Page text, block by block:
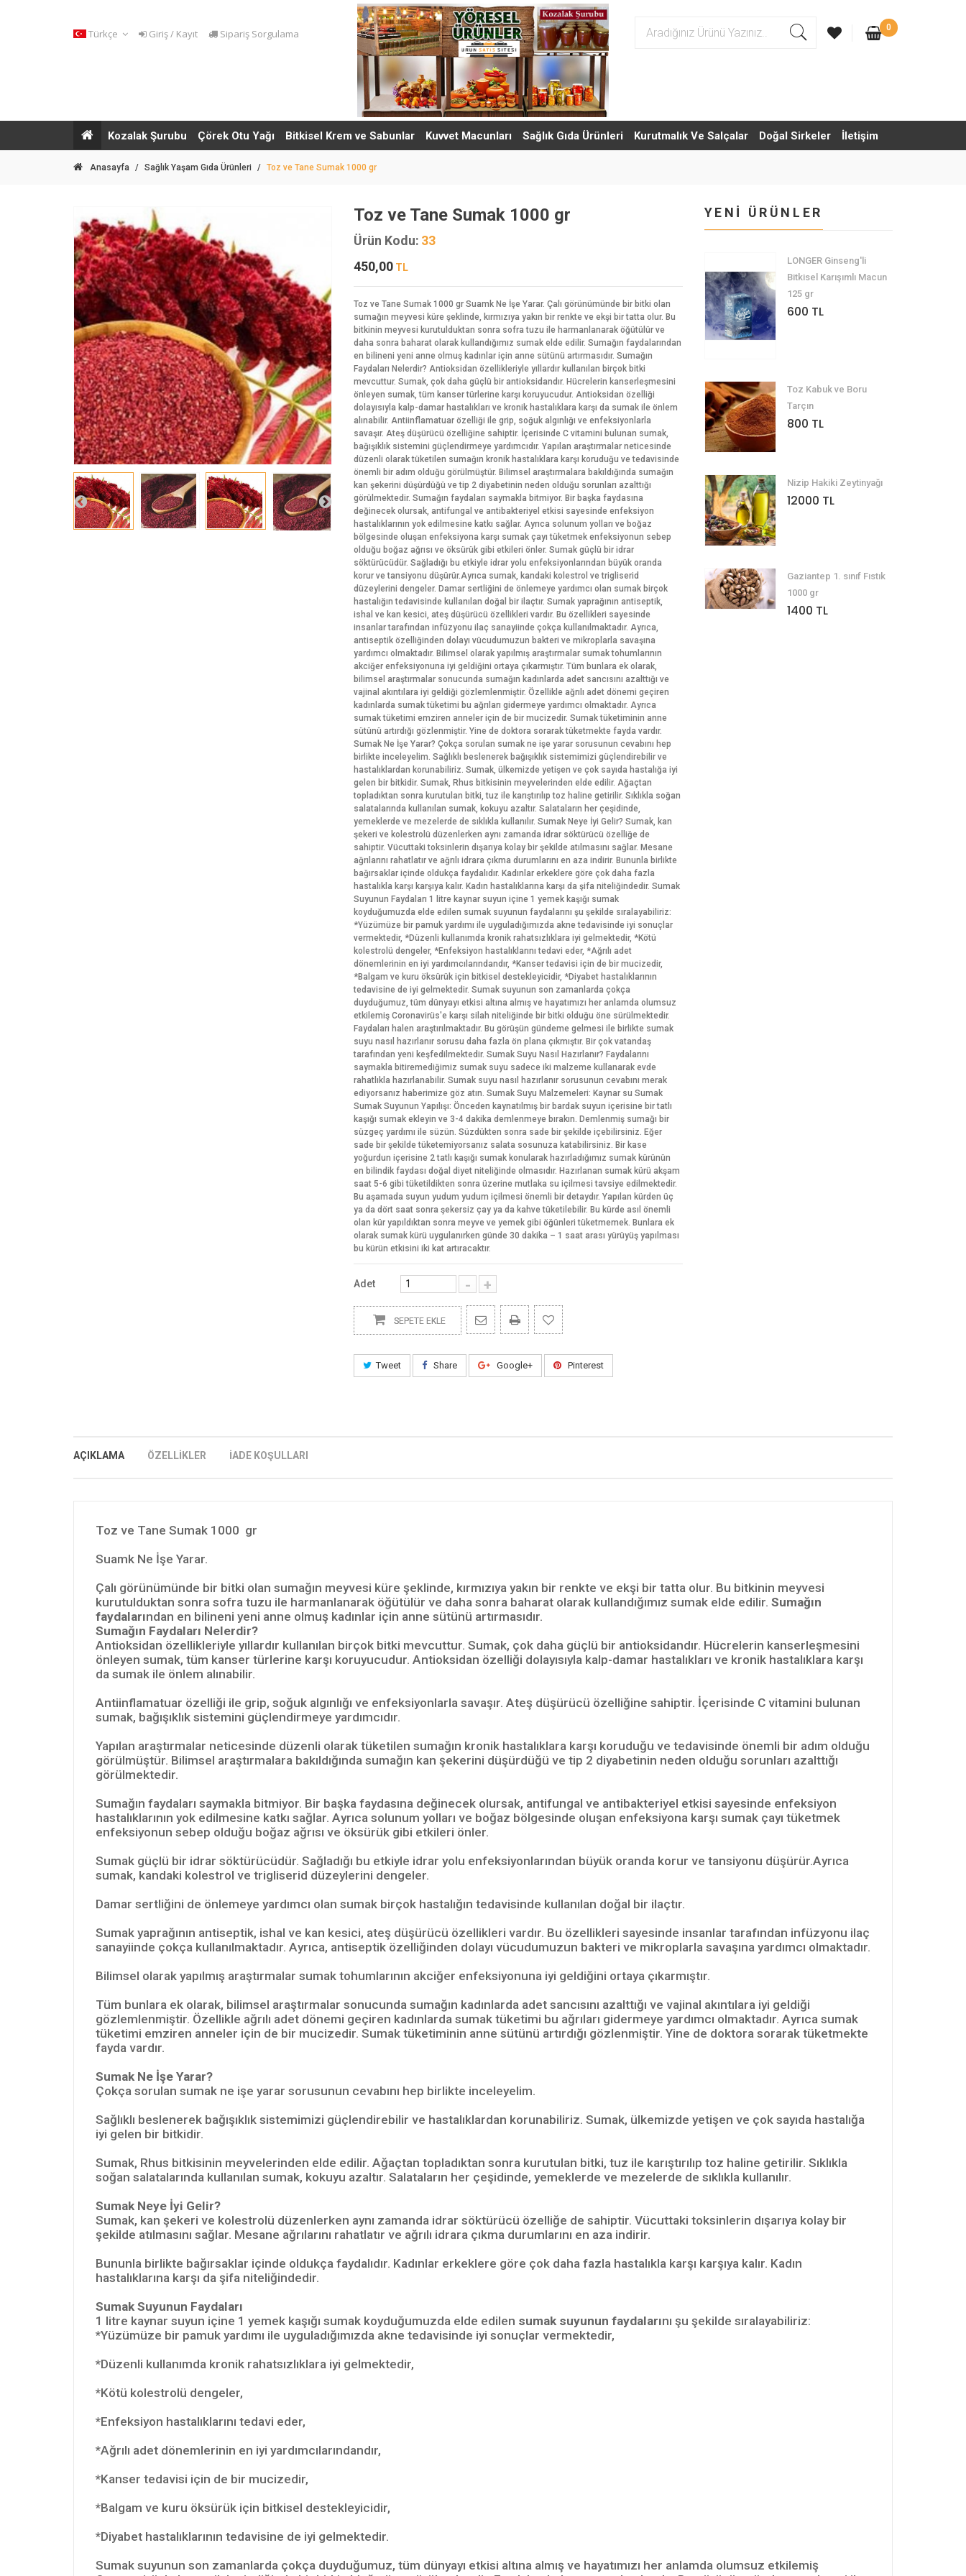
Türkçe Giriş / Kayıt Sipariş Sorgulama 0
Kozalak Şurubu Çörek Otu Yağı Bitkisel Krem ve Sabunlar Kuvvet Macunları Sağlık Gıda Ürünleri Kurutmalık Ve Salçalar Doğal Sirkeler İletişim
Anasayfa / Sağlık Yaşam Gıda Ürünleri / Toz ve Tane Sumak 1000 gr
Toz ve Tane Sumak 1000 gr
Ürün Kodu: 33
450,00 TL
Toz ve Tane Sumak 1000 gr Suamk Ne İşe Yarar. Çalı görünümünde bir bitki olan
sumağın meyvesi küre şeklinde, kırmızıya yakın bir renkte ve ekşi bir tatta olur. Bu
bitkinin meyvesi kurutulduktan sonra sofra tuzu ile harmanlanarak öğütülür ve
daha sonra baharat olarak kullandığımız sumak elde edilir. Sumağın faydalarından
en bilineni yeni anne olmuş kadınlar için anne sütünü artırmasıdır. Sumağın
Faydaları Nelerdir? Antioksidan özellikleriyle yıllardır kullanılan birçok bitki
mevcuttur. Sumak, çok daha güçlü bir antioksidandır. Hücrelerin kanserleşmesini
önleyen sumak, tüm kanser türlerine karşı koruyucudur. Antioksidan özelliği
dolayısıyla kalp-damar hastalıkları ve kronik hastalıklara karşı da sumak ile önlem
alınabilir. Antiinflamatuar özelliği ile grip, soğuk algınlığı ve enfeksiyonlarla
savaşır. Ateş düşürücü özelliğine sahiptir. İçerisinde C vitamini bulunan sumak,
bağışıklık sistemini güçlendirmeye yardımcıdır. Yapılan araştırmalar neticesinde
düzenli olarak tüketilen sumağın kronik hastalıklara karşı koruduğu ve tedavisinde
önemli bir adım olduğu görülmüştür. Bilimsel araştırmalara bakıldığında sumağın
kan şekerini düşürdüğü ve tip 2 diyabetinin neden olduğu sorunları azalttığı
görülmektedir. Sumağın faydaları saymakla bitmiyor. Bir başka faydasına
değinecek olursak, antifungal ve antibakteriyel etkisi sayesinde enfeksiyon
hastalıklarının yok edilmesine katkı sağlar. Ayrıca solunum yolları ve boğaz
bölgesinde oluşan enfeksiyona karşı sumak çayı tüketmek enfeksiyonun sebep
olduğu boğaz ağrısı ve öksürük gibi etkileri önler. Sumak güçlü bir idrar
söktürücüdür. Sağladığı bu etkiyle idrar yolu enfeksiyonlarından büyük oranda
korur ve tansiyonu düşürür.Ayrıca sumak, kandaki kolestrol ve trigliserid
düzeylerini dengeler. Damar sertliğini de önlemeye yardımcı olan sumak birçok
hastalığın tedavisinde kullanılan doğal bir ilaçtır. Sumak yaprağının antiseptik,
ishal ve kan kesici, ateş düşürücü özellikleri vardır. Bu özellikleri sayesinde
insanlar tarafından infüzyonu ilaç sanayiinde çokça kullanılmaktadır. Ayrıca,
antiseptik özelliğinden dolayı vücudumuzun bakteri ve mikroplarla savaşına
yardımcı olmaktadır. Bilimsel olarak yapılmış araştırmalar sumak tohumlarının
akciğer enfeksiyonuna iyi geldiğini ortaya çıkarmıştır. Tüm bunlara ek olarak,
bilimsel araştırmalar sonucunda sumağın kadınlarda adet sancısını azalttığı ve
vajinal akıntılara iyi geldiği gözlemlenmiştir. Özellikle ağrılı adet dönemi geçiren
kadınlarda sumak tüketimi bu ağrıları gidermeye yardımcı olmaktadır. Ayrıca
sumak tüketimi emziren anneler için de bir mucizedir. Sumak tüketiminin anne
sütünü artırdığı gözlenmiştir. Yine de doktora sorarak tüketmekte fayda vardır.
Sumak Ne İşe Yarar? Çokça sorulan sumak ne işe yarar sorusunun cevabını hep
birlikte inceleyelim. Sağlıklı beslenerek bağışıklık sistemimizi güçlendirebilir ve
hastalıklardan korunabiliriz. Sumak, ülkemizde yetişen ve çok sayıda hastalığa iyi
gelen bir bitkidir. Sumak, Rhus bitkisinin meyvelerinden elde edilir. Ağaçtan
topladıktan sonra kurutulan bitki, tuz ile karıştırılıp toz haline getirilir. Sıklıkla soğan
salatalarında kullanılan sumak, kokuyu azaltır. Salataların her çeşidinde,
yemeklerde ve mezelerde de sıklıkla kullanılır. Sumak Neye İyi Gelir? Sumak, kan
şekeri ve kolestrolü düzenlerken aynı zamanda idrar söktürücü özelliğe de
sahiptir. Vücuttaki toksinlerin dışarıya kolay bir şekilde atılmasını sağlar. Mesane
ağrılarını rahatlatır ve ağrılı idrara çıkma durumlarını en aza indirir. Bununla birlikte
bağırsaklar içinde oldukça faydalıdır. Kadınlar erkeklere göre çok daha fazla
hastalıkla karşı karşıya kalır. Kadın hastalıklarına karşı da şifa niteliğindedir. Sumak
Suyunun Faydaları 1 litre kaynar suyun içine 1 yemek kaşığı sumak
koyduğumuzda elde edilen sumak suyunun faydalarını şu şekilde sıralayabiliriz:
*Yüzümüze bir pamuk yardımı ile uyguladığımızda akne tedavisinde iyi sonuçlar
vermektedir, *Düzenli kullanımda kronik rahatsızlıklara iyi gelmektedir, *Kötü
kolestrolü dengeler, *Enfeksiyon hastalıklarını tedavi eder, *Ağrılı adet
dönemlerinin en iyi yardımcılarındandır, *Kanser tedavisi için de bir mucizedir,
*Balgam ve kuru öksürük için bitkisel destekleyicidir, *Diyabet hastalıklarının
tedavisine de iyi gelmektedir. Sumak suyunun son zamanlarda çokça
duyduğumuz, tüm dünyayı etkisi altına almış ve hayatımızı her anlamda olumsuz
etkilemiş Coronavirüs'e karşı silah niteliğinde bir bitki olduğu öne sürülmektedir.
Faydaları halen araştırılmaktadır. Bu görüşün gündeme gelmesi ile birlikte sumak
suyu nasıl hazırlanır sorusu daha fazla ön plana çıkmıştır. Bir çok vatandaş
tarafından yeni keşfedilmektedir. Sumak Suyu Nasıl Hazırlanır? Faydalarını
saymakla bitiremediğimiz sumak suyu sadece iki malzeme kullanarak evde
rahatlıkla hazırlanabilir. Sumak suyu nasıl hazırlanır sorusunun cevabını merak
ediyorsanız haberimize göz atın. Sumak Suyu Malzemeleri: Kaynar su Sumak
Sumak Suyunun Yapılışı: Önceden kaynatılmış bir bardak suyun içerisine bir tatlı
kaşığı sumak ekleyin ve 3-4 dakika demlenmeye bırakın. Demlenmiş sumağı bir
süzgeç yardımı ile süzün. Süzdükten sonra sade bir şekilde içebilirsiniz. Eğer
sade bir şekilde tüketemiyorsanız salata sosunuza katabilirsiniz. Bir kase
yoğurdun içerisine 2 tatlı kaşığı sumak konularak hazırladığımız sumak kürünün
en bilindik faydası doğal diyet niteliğinde olmasıdır. Hazırlanan sumak kürü akşam
saat 5-6 gibi tüketildikten sonra üzerine mutlaka su içilmesi tavsiye edilmektedir.
Bu aşamada suyun yudum yudum içilmesi önemli bir detaydır. Yapılan kürden üç
ya da dört saat sonra şekersiz çay ya da kahve tüketilebilir. Bu kürde asıl önemli
olan kür yapıldıktan sonra meyve ve yemek gibi öğünleri tüketmemek. Bunlara ek
olarak sumak kürü uygulanırken günde 30 dakika – 1 saat arası yürüyüş yapılması
bu kürün etkisini iki kat artıracaktır.
Adet - +
SEPETE EKLE
Tweet Share Google+ Pinterest
YENİ ÜRÜNLER
LONGER Ginseng'li
Bitkisel Karışımlı Macun
125 gr
600 TL
Toz Kabuk ve Boru
Tarçın
800 TL
Nizip Hakiki Zeytinyağı
12000 TL
Gaziantep 1. sınıf Fıstık
1000 gr
1400 TL
AÇIKLAMA ÖZELLİKLER İADE KOŞULLARI
Toz ve Tane Sumak 1000 gr
Suamk Ne İşe Yarar.
Çalı görünümünde bir bitki olan sumağın meyvesi küre şeklinde, kırmızıya yakın bir renkte ve ekşi bir tatta olur. Bu bitkinin meyvesi
kurutulduktan sonra sofra tuzu ile harmanlanarak öğütülür ve daha sonra baharat olarak kullandığımız sumak elde edilir. Sumağın
faydalarından en bilineni yeni anne olmuş kadınlar için anne sütünü artırmasıdır.
Sumağın Faydaları Nelerdir?
Antioksidan özellikleriyle yıllardır kullanılan birçok bitki mevcuttur. Sumak, çok daha güçlü bir antioksidandır. Hücrelerin kanserleşmesini
önleyen sumak, tüm kanser türlerine karşı koruyucudur. Antioksidan özelliği dolayısıyla kalp-damar hastalıkları ve kronik hastalıklara karşı
da sumak ile önlem alınabilir.
Antiinflamatuar özelliği ile grip, soğuk algınlığı ve enfeksiyonlarla savaşır. Ateş düşürücü özelliğine sahiptir. İçerisinde C vitamini bulunan
sumak, bağışıklık sistemini güçlendirmeye yardımcıdır.
Yapılan araştırmalar neticesinde düzenli olarak tüketilen sumağın kronik hastalıklara karşı koruduğu ve tedavisinde önemli bir adım olduğu
görülmüştür. Bilimsel araştırmalara bakıldığında sumağın kan şekerini düşürdüğü ve tip 2 diyabetinin neden olduğu sorunları azalttığı
görülmektedir.
Sumağın faydaları saymakla bitmiyor. Bir başka faydasına değinecek olursak, antifungal ve antibakteriyel etkisi sayesinde enfeksiyon
hastalıklarının yok edilmesine katkı sağlar. Ayrıca solunum yolları ve boğaz bölgesinde oluşan enfeksiyona karşı sumak çayı tüketmek
enfeksiyonun sebep olduğu boğaz ağrısı ve öksürük gibi etkileri önler.
Sumak güçlü bir idrar söktürücüdür. Sağladığı bu etkiyle idrar yolu enfeksiyonlarından büyük oranda korur ve tansiyonu düşürür.Ayrıca
sumak, kandaki kolestrol ve trigliserid düzeylerini dengeler.
Damar sertliğini de önlemeye yardımcı olan sumak birçok hastalığın tedavisinde kullanılan doğal bir ilaçtır.
Sumak yaprağının antiseptik, ishal ve kan kesici, ateş düşürücü özellikleri vardır. Bu özellikleri sayesinde insanlar tarafından infüzyonu ilaç
sanayiinde çokça kullanılmaktadır. Ayrıca, antiseptik özelliğinden dolayı vücudumuzun bakteri ve mikroplarla savaşına yardımcı olmaktadır.
Bilimsel olarak yapılmış araştırmalar sumak tohumlarının akciğer enfeksiyonuna iyi geldiğini ortaya çıkarmıştır.
Tüm bunlara ek olarak, bilimsel araştırmalar sonucunda sumağın kadınlarda adet sancısını azalttığı ve vajinal akıntılara iyi geldiği
gözlemlenmiştir. Özellikle ağrılı adet dönemi geçiren kadınlarda sumak tüketimi bu ağrıları gidermeye yardımcı olmaktadır. Ayrıca sumak
tüketimi emziren anneler için de bir mucizedir. Sumak tüketiminin anne sütünü artırdığı gözlenmiştir. Yine de doktora sorarak tüketmekte
fayda vardır.
Sumak Ne İşe Yarar?
Çokça sorulan sumak ne işe yarar sorusunun cevabını hep birlikte inceleyelim.
Sağlıklı beslenerek bağışıklık sistemimizi güçlendirebilir ve hastalıklardan korunabiliriz. Sumak, ülkemizde yetişen ve çok sayıda hastalığa
iyi gelen bir bitkidir.
Sumak, Rhus bitkisinin meyvelerinden elde edilir. Ağaçtan topladıktan sonra kurutulan bitki, tuz ile karıştırılıp toz haline getirilir. Sıklıkla
soğan salatalarında kullanılan sumak, kokuyu azaltır. Salataların her çeşidinde, yemeklerde ve mezelerde de sıklıkla kullanılır.
Sumak Neye İyi Gelir?
Sumak, kan şekeri ve kolestrolü düzenlerken aynı zamanda idrar söktürücü özelliğe de sahiptir. Vücuttaki toksinlerin dışarıya kolay bir
şekilde atılmasını sağlar. Mesane ağrılarını rahatlatır ve ağrılı idrara çıkma durumlarını en aza indirir.
Bununla birlikte bağırsaklar içinde oldukça faydalıdır. Kadınlar erkeklere göre çok daha fazla hastalıkla karşı karşıya kalır. Kadın
hastalıklarına karşı da şifa niteliğindedir.
Sumak Suyunun Faydaları
1 litre kaynar suyun içine 1 yemek kaşığı sumak koyduğumuzda elde edilen sumak suyunun faydalarını şu şekilde sıralayabiliriz:
*Yüzümüze bir pamuk yardımı ile uyguladığımızda akne tedavisinde iyi sonuçlar vermektedir,
*Düzenli kullanımda kronik rahatsızlıklara iyi gelmektedir,
*Kötü kolestrolü dengeler,
*Enfeksiyon hastalıklarını tedavi eder,
*Ağrılı adet dönemlerinin en iyi yardımcılarındandır,
*Kanser tedavisi için de bir mucizedir,
*Balgam ve kuru öksürük için bitkisel destekleyicidir,
*Diyabet hastalıklarının tedavisine de iyi gelmektedir.
Sumak suyunun son zamanlarda çokça duyduğumuz, tüm dünyayı etkisi altına almış ve hayatımızı her anlamda olumsuz etkilemiş